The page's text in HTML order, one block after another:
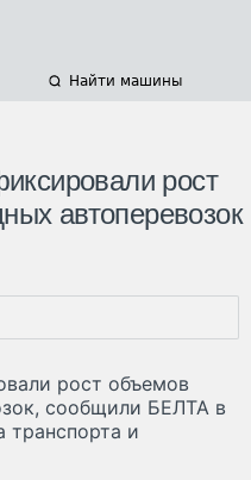
Найти машины
рост
автоперевозок
рост объемов
сообщили БЕЛТА в
транспорта и